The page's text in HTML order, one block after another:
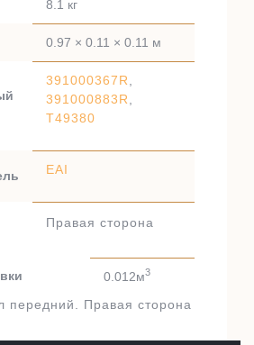
8.1 кг
0.97 × 0.11 × 0.11 м
391000367R
391000883R
T49380
EAI
Правая сторона
0.012м3
передний. Правая сторона